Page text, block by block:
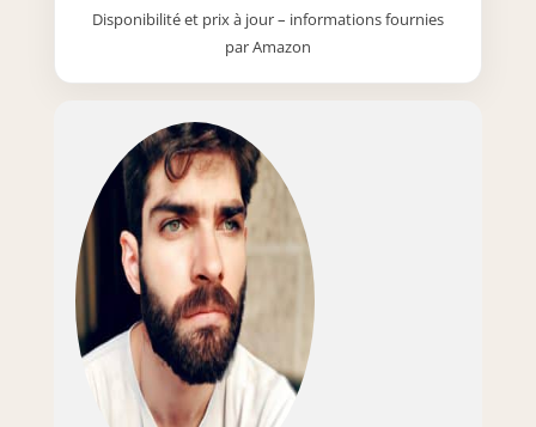
utilisés. Dimensions de la table
en bois : largeur : 110 cm -
la description de l'article.
Disponibilité et prix à jour – informations fournies
par Amazon